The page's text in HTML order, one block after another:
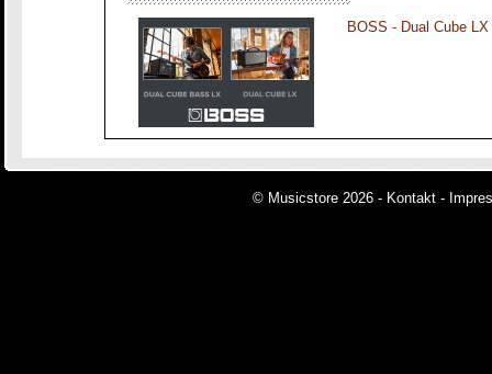
BOSS - Dual Cube
© Musicstore 2026 - Kontakt -